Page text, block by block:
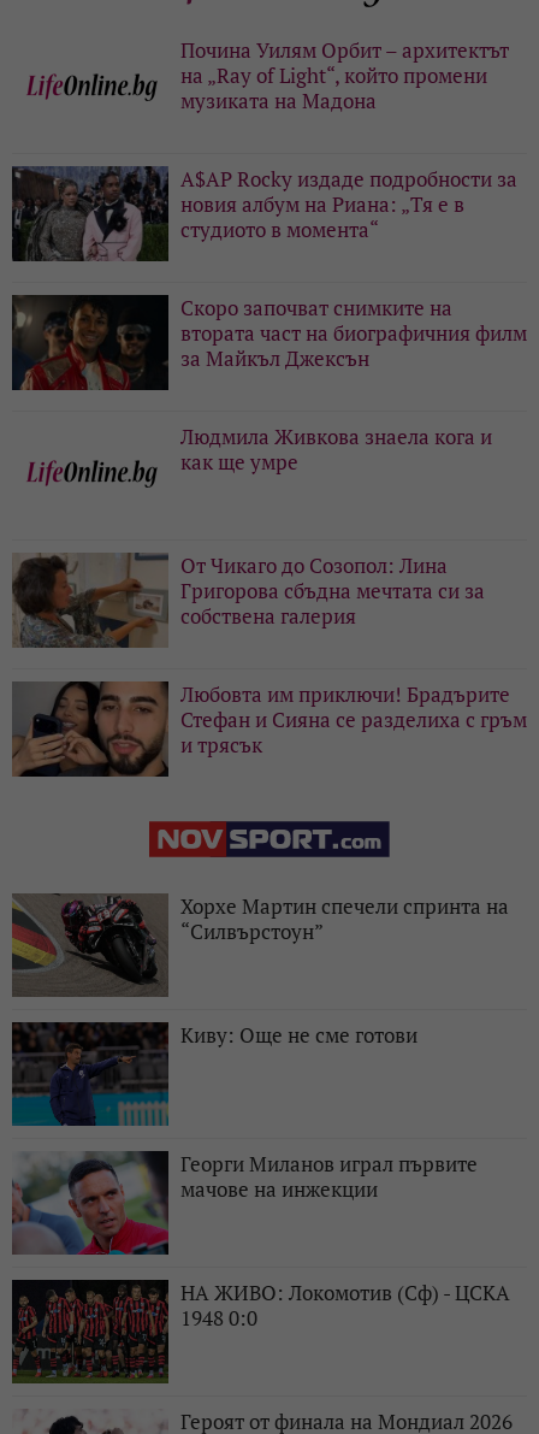
Почина Уилям Орбит – архитектът
на „Ray of Light“, който промени
музиката на Мадона
A$AP Rocky издаде подробности за
новия албум на Риана: „Тя е в
студиото в момента“
Скоро започват снимките на
втората част на биографичния филм
за Майкъл Джексън
Людмила Живкова знаела кога и
как ще умре
От Чикаго до Созопол: Лина
Григорова сбъдна мечтата си за
собствена галерия
Любовта им приключи! Брадърите
Стефан и Сияна се разделиха с гръм
и трясък
Хорхе Мартин спечели спринта на
“Силвърстоун”
Киву: Още не сме готови
Георги Миланов играл първите
мачове на инжекции
НА ЖИВО: Локомотив (Сф) - ЦСКА
1948 0:0
Героят от финала на Мондиал 2026